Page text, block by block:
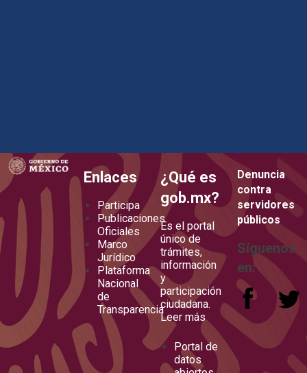
how to embed google map in website
Enlaces
Participa
Publicaciones
Oficiales
Marco
Jurídico
Plataforma
Nacional
de
Transparencia
¿Qué es
gob.mx?
Es el portal
único de
trámites,
información
y
participación
ciudadana.
Leer más
Portal de
datos
Denuncia
contra
servidores
públicos
Síguenos
en: